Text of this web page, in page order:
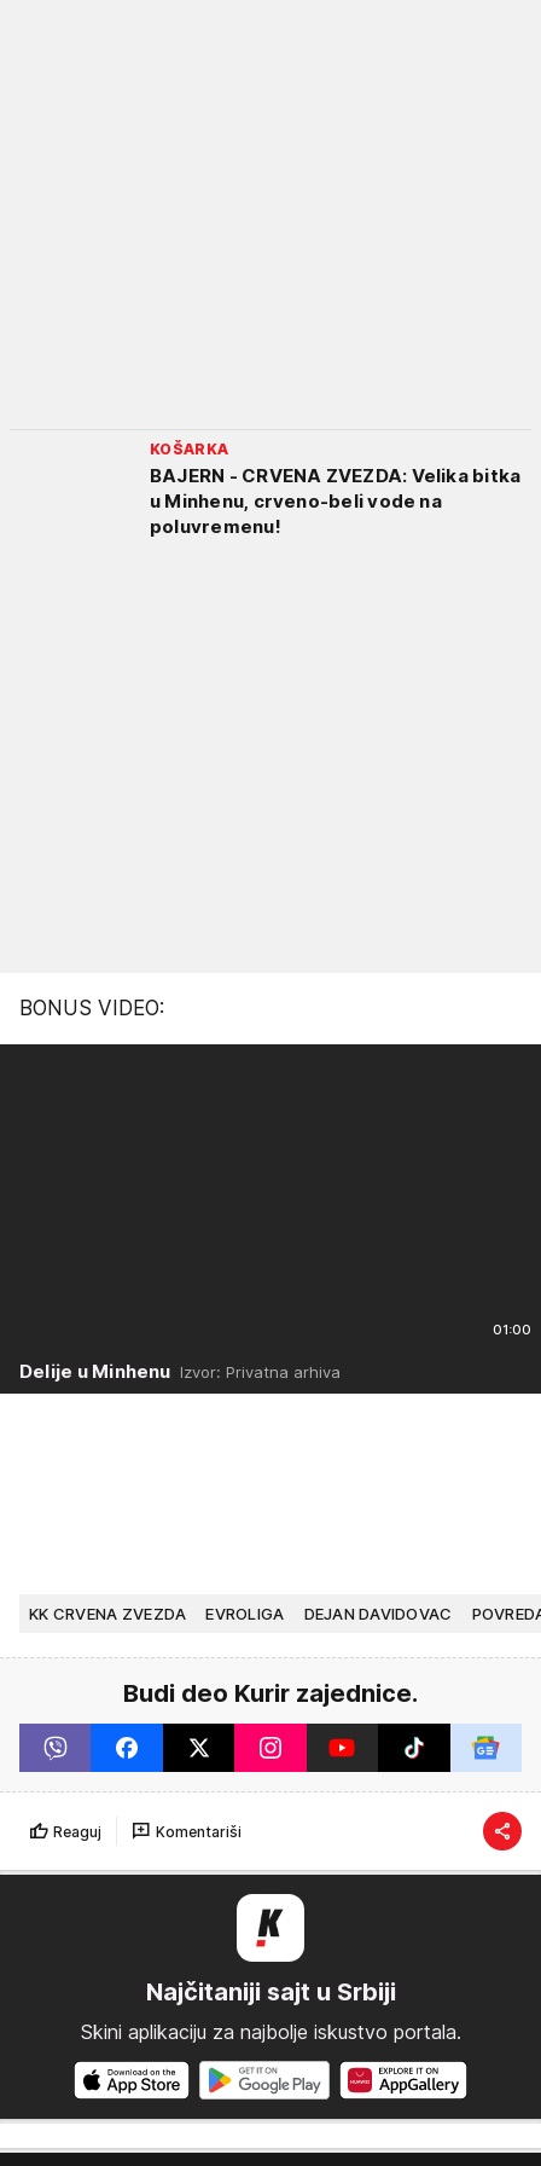
KOŠARKA
BAJERN - CRVENA ZVEZDA: Velika bitka
u Minhenu, crveno-beli vode na
poluvremenu!
BONUS VIDEO:
01:00
Delije u Minhenu Izvor: Privatna arhiva
KK CRVENA ZVEZDA EVROLIGA DEJAN DAVIDOVAC
Budi deo Kurir zajednice.
Reaguj Komentariši
Najčitaniji sajt u Srbiji
Skini aplikaciju za najbolje iskustvo portala.